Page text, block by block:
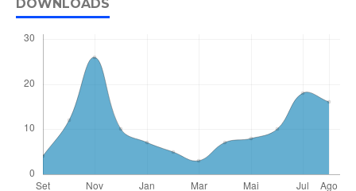
DOWNLOADS